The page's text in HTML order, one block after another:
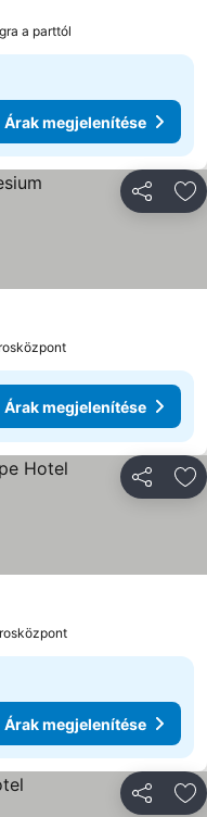
a parttól
Árak megjelenítése
Árak megjelenítése
Árak megjelenítése